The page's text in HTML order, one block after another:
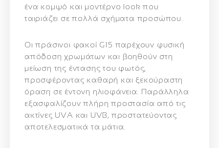
ένα κομψό και μοντέρνο look που
ταιριάζει σε πολλά σχήματα προσώπου.
Οιπράσινοι φακοί G15 παρέχουν φυσική
απόδοση χρωμάτων και βοηθούν στη
μείωση της έντασης του φωτός,
προσφέροντας καθαρή και ξεκούραστη
όραση σε έντονη ηλιοφάνεια. Παράλληλα
εξασφαλίζουν πλήρη προστασία από τις
ακτίνες UVA και UVB, προστατεύοντας
αποτελεσματικά τα μάτια.